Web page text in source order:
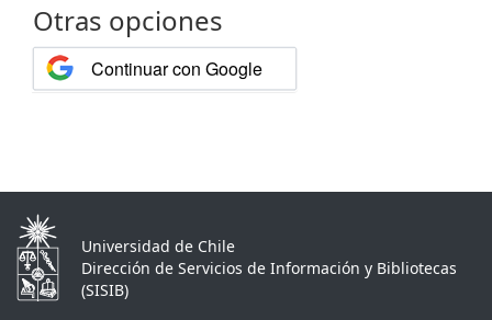
Otras opciones
Continuar con Google
Universidad de Chile
Dirección de Servicios de Información y Bibliotecas
(SISIB)